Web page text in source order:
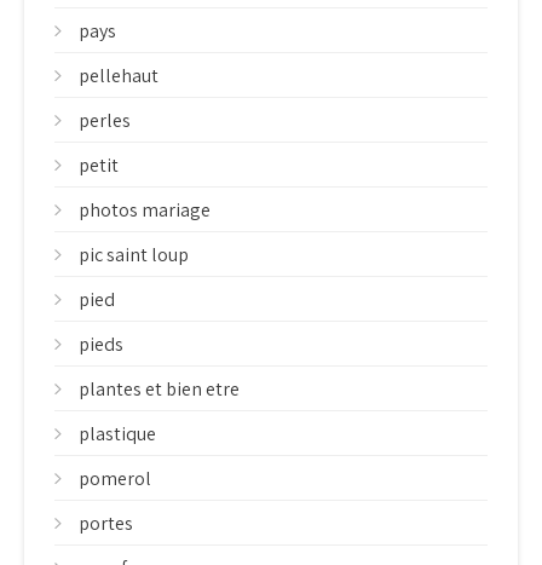
pays
pellehaut
perles
petit
photos mariage
pic saint loup
pied
pieds
plantes et bien etre
plastique
pomerol
portes